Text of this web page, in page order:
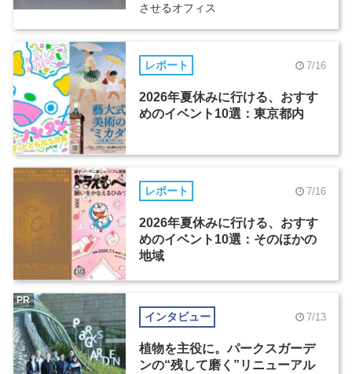
させるオフィス
レポート 7/16
2026年夏休みに行ける、おすす
めのイベント10選：東京都内
レポート 7/16
2026年夏休みに行ける、おすす
めのイベント10選：そのほかの
地域
インタビュー 7/13
植物を主役に。パークスガーデ
ンの“残して磨く”リニューアル
PR